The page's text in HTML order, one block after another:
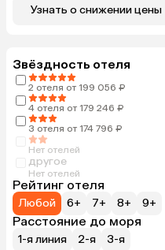
Узнать о снижении цены
Звёздность отеля
2 отеля от 199 056 ₽
4 отеля от 179 246 ₽
3 отеля от 174 796 ₽
Нет отелей
другое
Нет отелей
Рейтинг отеля
Любой 6+ 7+ 8+ 9+
Расстояние до моря
1-я линия 2-я 3-я